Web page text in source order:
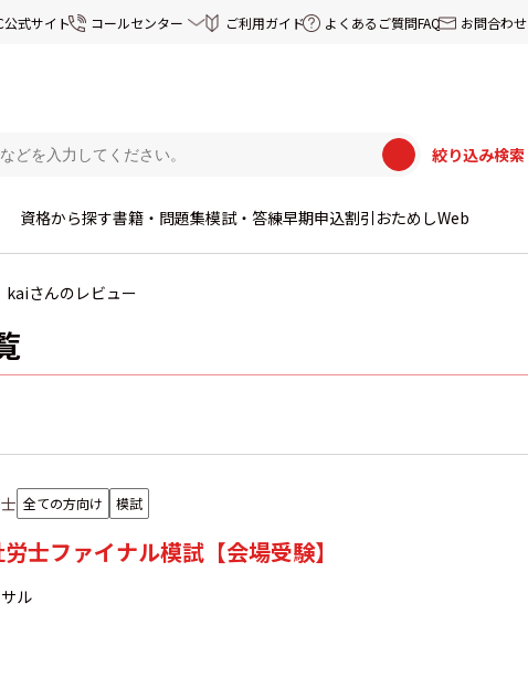
公式サイト コールセンター ご利用ガイド よくあるご質問FAQ お問合わせ
絞り込み検索
資格から探す書籍・問題集模試・答練早期申込割引 おためしWeb
kaiさんのレビュー
全ての方向け 模試
士ファイナル模試【会場受験】
ル